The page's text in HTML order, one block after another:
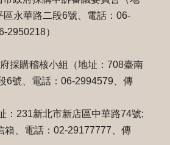
永華路二段6號、電話：06-
2950218）
採購稽核小組（地址：708臺南
6號、電話：06-2994579、傳
：231新北市新店區中華路74號;
箱、電話：02-29177777、傳